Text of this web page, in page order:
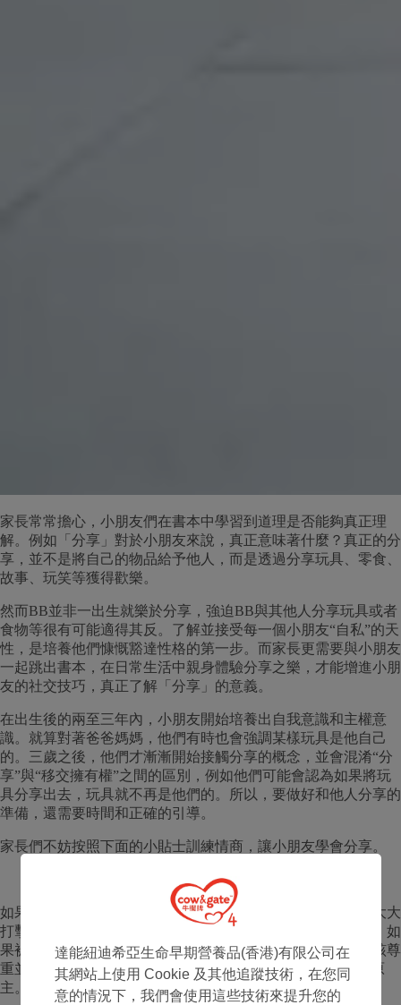
達能紐迪希亞生命早期營養品(香港)有限公司在
其網站上使用 Cookie 及其他追蹤技術，在您同
意的情況下，我們會使用這些技術來提升您的
家長常常擔心，小朋友們在書本中學習到道理是否能夠真正理
解。例如「分享」對於小朋友來說，真正意味著什麼？真正的分
享，並不是將自己的物品給予他人，而是透過分享玩具、零食、
故事、玩笑等獲得歡樂。
然而BB並非一出生就樂於分享，強迫BB與其他人分享玩具或者
食物等很有可能適得其反。了解並接受每一個小朋友“自私”的天
性，是培養他們慷慨豁達性格的第一步。而家長更需要與小朋友
一起跳出書本，在日常生活中親身體驗分享之樂，才能增進小朋
友的社交技巧，真正了解「分享」的意義。
在出生後的兩至三年內，小朋友開始培養出自我意識和主權意
識。就算對著爸爸媽媽，他們有時也會強調某樣玩具是他自己
的。三歲之後，他們才漸漸開始接觸分享的概念，並會混淆“分
享”與“移交擁有權”之間的區別，例如他們可能會認為如果將玩
具分享出去，玩具就不再是他們的。所以，要做好和他人分享的
準備，還需要時間和正確的引導。
家長們不妨按照下面的小貼士訓練情商，讓小朋友學會分享。
如果因為分享給其他小朋友而導致書本或玩具收到損壞，會大大
打擊他們的分享意慾。尤其是小朋友特別喜歡或珍惜的玩具，如
果被其他小朋友損壞，會給留下很深的陰影。所以，家長應該尊
重並且保護好他們的“財產”，保證每次都能完好無缺地物歸原
主。